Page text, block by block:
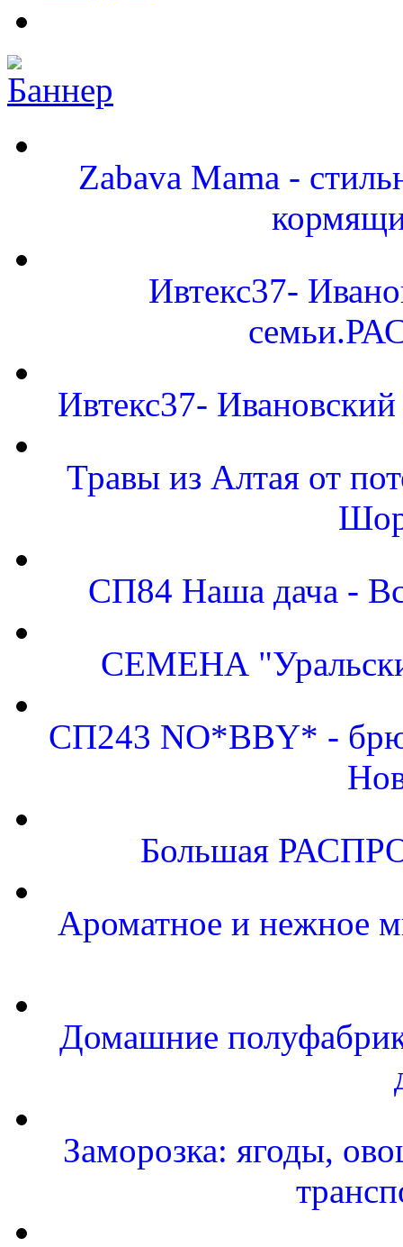
Zabava Mama -
Ивтекс37-
Ивтекс37-
Травы из Алтая от
СП84 Наша дача -
СЕМЕНА
СП243 NO*BBY* -
Большая
Ароматное и нежное
Домашние
Заморозка: ягоды,